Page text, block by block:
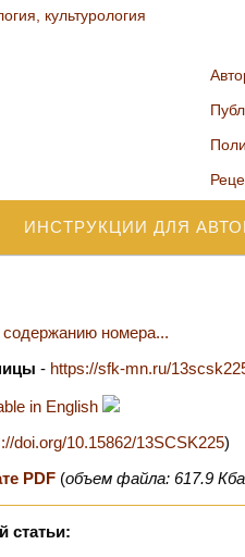
ИНСТРУКЦИИ ДЛЯ
содержанию номера...
- https://sfk-mn.ru/
in English
doi.org/10.15862/13SCSK225)
PDF (объем файла: 617.9
статьи: